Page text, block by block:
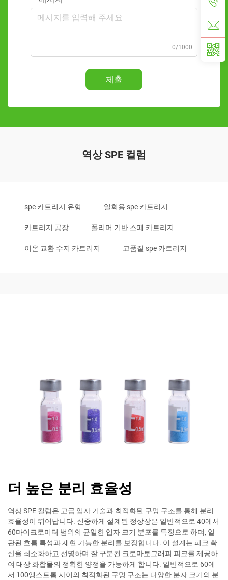
0/1000
제출
역상 SPE 컬럼
spe 카트리지 유형 일회용 spe 카트리지
카트리지 공장 폴리머 기반 스페 카트리지
이온 교환 수지 카트리지 고품질 spe 카트리지
더 높은 분리 효율성
역상 SPE 컬럼은 고급 입자 기술과 최적화된 구멍 구조를 통해 분리
효율성이 뛰어납니다. 신중하게 설계된 정상상은 일반적으로 40에서
60마이크로미터 범위의 균일한 입자 크기 분포를 특징으로 하며, 일
관된 흐름 특성과 재현 가능한 분리를 보장합니다. 이 설계는 피크 확
산을 최소화하고 선명하며 잘 구분된 크로마토그래피 피크를 제공하
여 대상 화합물의 정확한 양정을 가능하게 합니다. 일반적으로 60에
서 100앵스트롬 사이의 최적화된 구멍 구조는 다양한 분자 크기의 분